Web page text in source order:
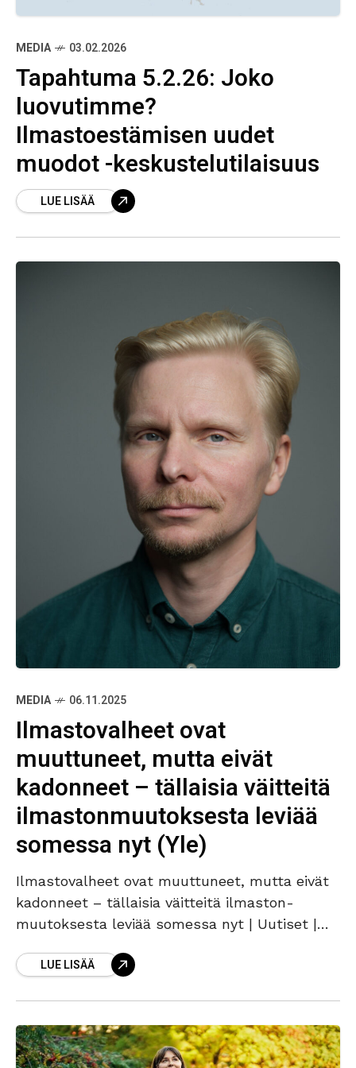
MEDIA 03.02.2026
Tapahtuma 5.2.26: Joko
luovutimme?
Ilmastoestämisen uudet
muodot -keskustelutilaisuus
LUE LISÄÄ
MEDIA 06.11.2025
Ilmastovalheet ovat
muuttuneet, mutta eivät
kadonneet – tällaisia väitteitä
ilmaston­muutoksesta leviää
somessa nyt (Yle)
Ilmastovalheet ovat muuttuneet, mutta eivät
kadonneet – tällaisia väitteitä ilmaston­
muutoksesta leviää somessa nyt | Uutiset |
LUE LISÄÄ